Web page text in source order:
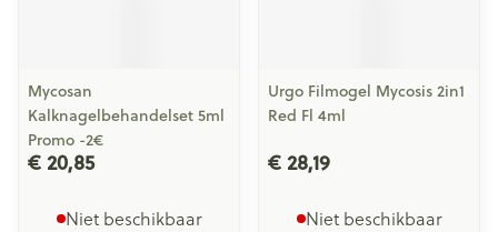
Mycosan
Kalknagelbehandelset 5ml
Promo -2€
€ 20,85
Niet beschikbaar
Urgo Filmogel Mycosis 2in1
Red Fl 4ml
€ 28,19
Niet beschikbaar